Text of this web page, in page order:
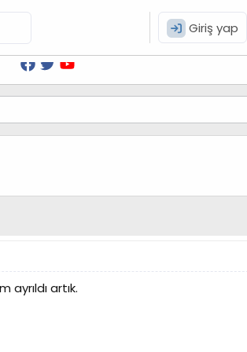
Giriş yap
artık.